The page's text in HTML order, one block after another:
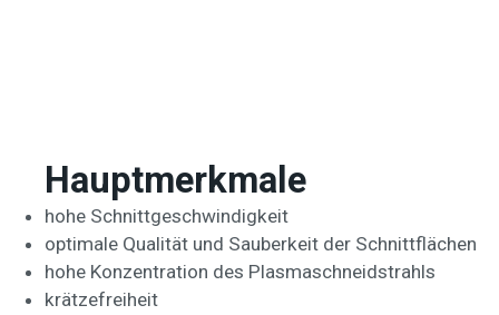
Hauptmerkmale
hohe Schnittgeschwindigkeit
optimale Qualität und Sauberkeit der Schnittflächen
hohe Konzentration des Plasmaschneidstrahls
krätzefreiheit